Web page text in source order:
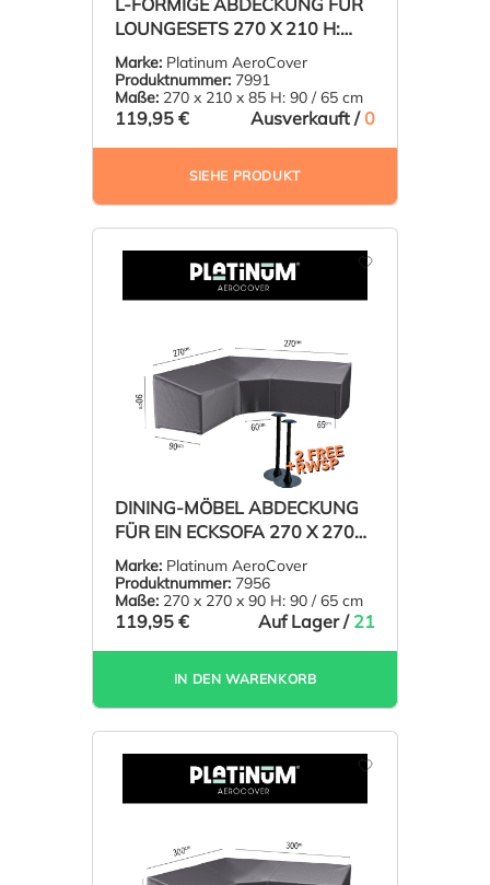
L-FÖRMIGE ABDECKUNG FÜR
LOUNGESETS 270 X 210 H:
90/65 CM
Marke: Platinum AeroCover
Produktnummer: 7991
Maße: 270 x 210 x 85 H: 90 / 65 cm
119,95 € Ausverkauft /0
SIEHE PRODUKT
DINING-MÖBEL ABDECKUNG
FÜR EIN ECKSOFA 270 X 270
H: 90/65 CM
Marke: Platinum AeroCover
Produktnummer: 7956
Maße: 270 x 270 x 90 H: 90 / 65 cm
119,95 € Auf Lager / 21
IN DEN WARENKORB